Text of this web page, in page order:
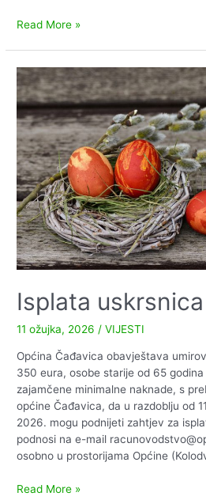
Uputa
civilne
zaštite
Virovitica
o
svinjskoj
kugi
i
pridržavanju
mjera
Read More »
Isplata
11 ožujka, 2026 /VIJESTI
Općina Čađavica obavještava
350 eura, osobe starije od 65
zajamčene minimalne naknade, s
općine Čađavica, da u razdoblju od
2026. mogu podnijeti zahtjev za
podnosi na e-mail
osobno u prostorijama Općine
Isplata
Read More »